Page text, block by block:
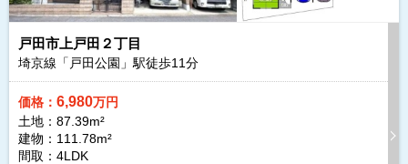
戸田市上戸田２丁目
埼京線「戸田公園」駅徒歩11分
価格： 6,980万円
土地：87.39m²
建物：111.78m²
間取：4LDK